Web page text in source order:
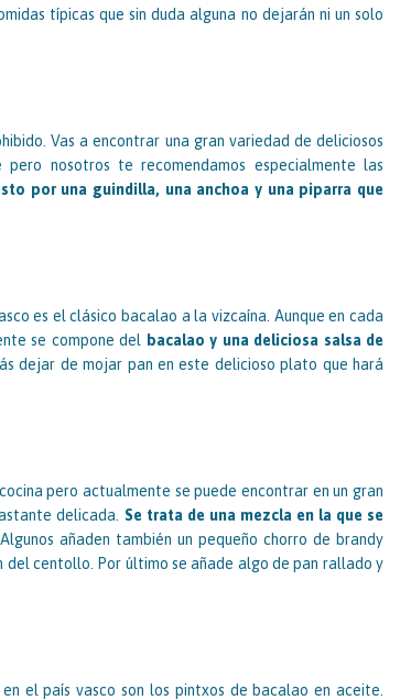
típicas que sin duda alguna no dejarán ni un solo
Vas a encontrar una gran variedad de deliciosos
nosotros te recomendamos especialmente las
por una guindilla, una anchoa y una piparra que
es el clásico bacalao a la vizcaína. Aunque en cada
se compone del bacalao y una deliciosa salsa de
dejar de mojar pan en este delicioso plato que hará
pero actualmente se puede encontrar en un gran
delicada. Se trata de una mezcla en la que se
Algunos añaden también un pequeño chorro de brandy
centollo. Por último se añade algo de pan rallado y
el país vasco son los pintxos de bacalao en aceite.